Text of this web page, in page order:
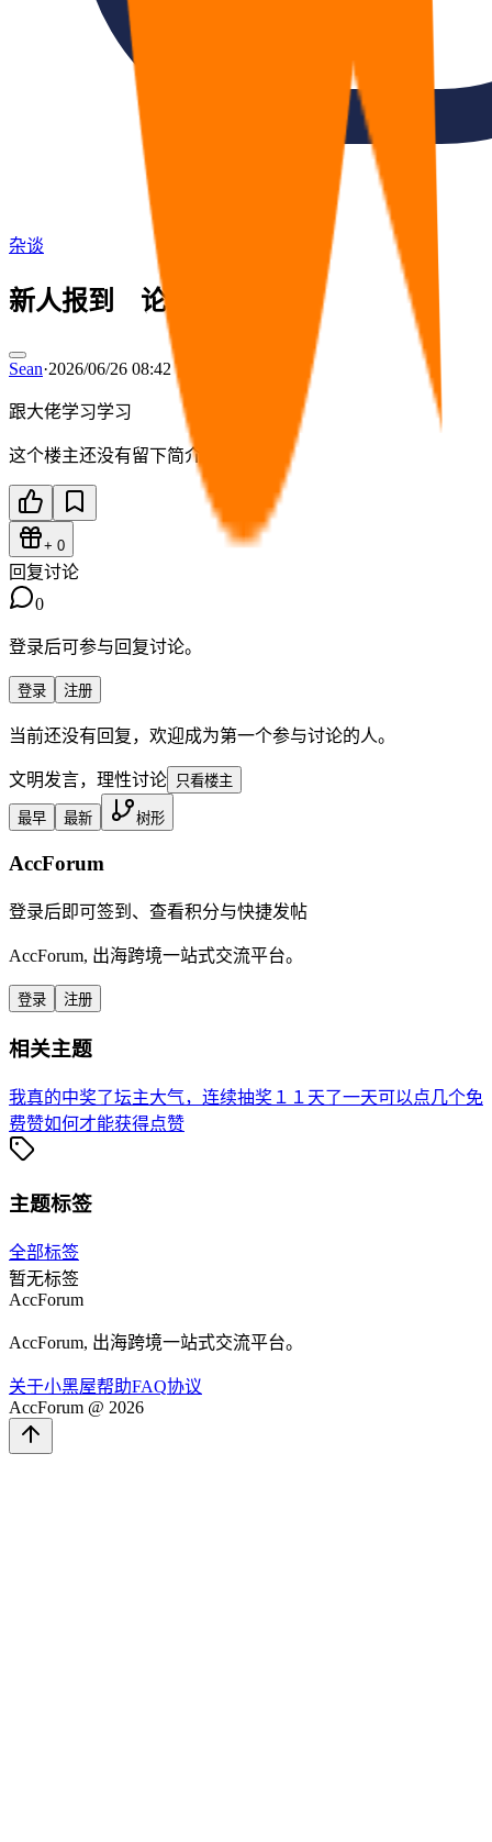
杂谈
新人报到 论坛越来越旺
Sean·2026/06/26 08:42
跟大佬学习学习
这个楼主还没有留下简介。
+ 0
回复讨论
0
登录后可参与回复讨论。
登录 注册
当前还没有回复，欢迎成为第一个参与讨论的人。
文明发言，理性讨论 只看楼主
最早 最新 树形
AccForum
登录后即可签到、查看积分与快捷发帖
AccForum, 出海跨境一站式交流平台。
登录 注册
相关主题
我真的中奖了坛主大气，连续抽奖１１天了一天可以点几个免
费赞如何才能获得点赞
主题标签
全部标签
暂无标签
AccForum
AccForum, 出海跨境一站式交流平台。
关于小黑屋帮助FAQ协议
AccForum @ 2026